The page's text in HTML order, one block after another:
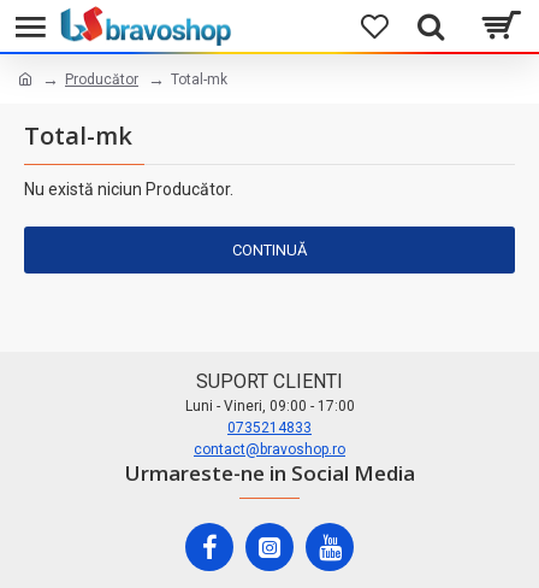
Producător Total-mk
Total-mk
Nu există niciun Producător.
CONTINUĂ
SUPORT CLIENTI
Luni - Vineri, 09:00 - 17:00
0735214833
contact@bravoshop.ro
Urmareste-ne in Social Media